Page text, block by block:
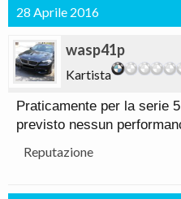
28 Aprile 2016
wasp41p
Kartista
Praticamente per la serie
previsto nessun
Reputazione